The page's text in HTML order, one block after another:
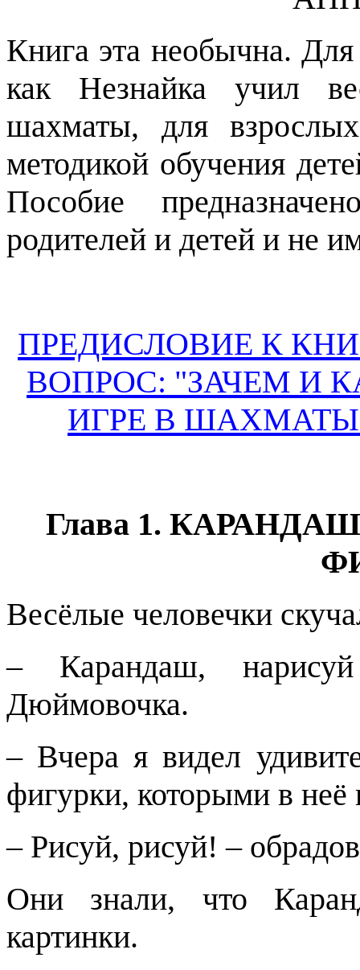
Книга эта необычна. Для
как Незнайка учил
шахматы, для
методикой обучения
Пособие
родителей и детей и не
ПРЕДИСЛОВИЕ К
ВОПРОС: "ЗАЧЕМ И
ИГРЕ В
Глава 1.
Весёлые человечки
– Карандаш,
Дюймовочка.
– Вчера я видел
фигурки, которыми в
– Рисуй, рисуй! –
Они знали, что
картинки.